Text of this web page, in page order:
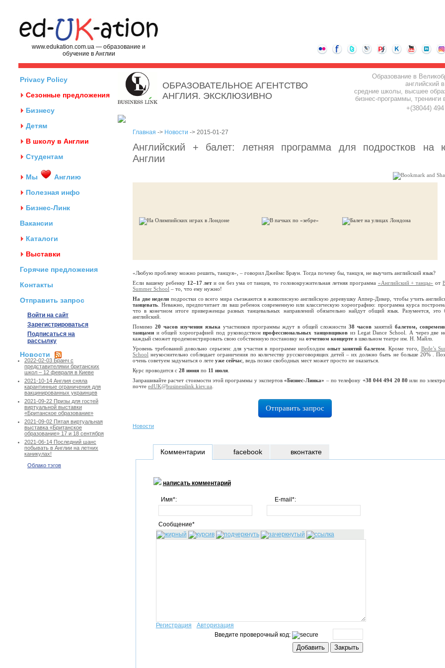
www.edukation.com.ua — образование и
обучение в Англии
Privacy Policy
Сезонные предложения
Бизнесу
Детям
В школу в Англии
Студентам
Мы
Англию
Полезная инфо
Бизнес-Линк
Вакансии
Каталоги
Выставки
Горячие предложения
Контакты
Отправить запрос
Войти на сайт
Зарегистрироваться
Подписаться на
рассылку
Новости
2022-02-03 Бранч с
представителями британских
школ – 12 февраля в Киеве
2021-10-14 Англия сняла
карантинные ограничения для
вакцинированных украинцев
2021-09-22 Призы для гостей
виртуальной выставки
«Британское образование»
2021-09-02 Пятая виртуальная
выставка «Британское
образование» 17 и 18 сентября
2021-06-14 Последний шанс
побывать в Англии на летних
каникулах!
Облако тэгов
ОБРАЗОВАТЕЛЬНОЕ АГЕНТСТВО
АНГЛИЯ. ЭКСКЛЮЗИВНО
Образование в
английский
средние школы, высшее
бизнес-программы, тренинги
+(38044)
Главная -> Новости -> 2015-01-27
Английский + балет: летняя программа для подростков на
Англии
«Любую проблему можно решить, танцуя», – говорил Джеймс Браун. Тогда почему бы, танцуя, не выучить английский язык?
Если вашему ребенку 12–17 лети он без ума от танцев, то головокружительная летняя программа «Английский + танцы» от
Summer School – то, что ему нужно!
На две недели подростки со всего мира съезжаются в живописную английскую деревушку Аппер-Дикер, чтобы учить
танцевать . Неважно, предпочитает ли ваш ребенок современную или классическую хореографию: программа курса
что в конечном итоге приверженцы разных танцевальных направлений обязательно найдут общий язык. Разумеется, это
английский.
Помимо20 часов изучения языка участников программы ждут в общей сложности 38 часовзанятий балетом,
танцами и общей хореографией под руководствомпрофессиональных танцовщиков из Legat Dance School. А через две
каждый сможет продемонстрировать свою собственную постановку на отчетном концерте в школьном театре им. Н. Майлз.
Уровень требований довольно серьезен: для участия в программе необходим опыт занятий балетом . Кроме того, Bede’s
School неукоснительно соблюдает ограничения по количеству русскоговорящих детей – их должно быть не больше 20% .
очень советуем задуматься о лете уже сейчас , ведь позже свободных мест может просто не оказаться.
Курс проводится с 28 июня по 11 июля
Запрашивайте расчет стоимости этой программы у экспертов«Бизнес-Линка» – по телефону +38 044 494 20 80 или по
почте edUK@businesslink.kiev.ua
Отправить запрос
Новости
Комментарии
написать комментарий
Имя*: E-mail*:
Сообщение*
Регистрация
Авторизация
Введите проверочный код:
facebook вконтакте